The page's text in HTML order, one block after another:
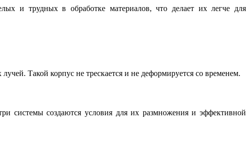
и трудных в обработке материалов, что делает их легче для
Такой корпус не трескается и не деформируется со временем.
системы создаются условия для их размножения и эффективной